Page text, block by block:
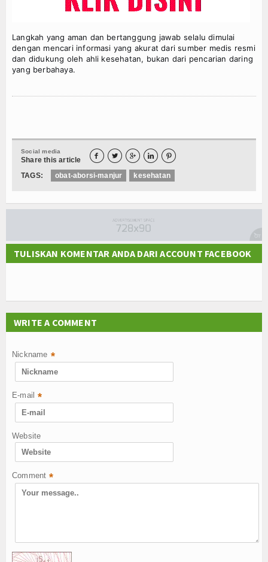
Langkah yang aman dan bertanggung jawab selalu dimulai
dengan mencari informasi yang akurat dari sumber medis resmi
dan didukung oleh ahli kesehatan, bukan dari pencarian daring
yang berbahaya.
Social media
Share this article     
TAGS: obat-aborsi-manjur kesehatan
TULISKAN KOMENTAR ANDA DARI ACCOUNT FACEBOOK
WRITE A COMMENT
Nickname *
E-mail *
Website
Comment *